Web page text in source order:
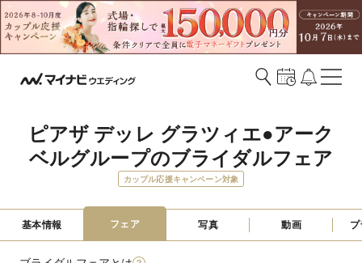
ピアザ デッレ グラツィエ●アーク
ベルグループのブライダルフェア
カップル応援キャンペーン対象
基本情報 フェア 写真 動画